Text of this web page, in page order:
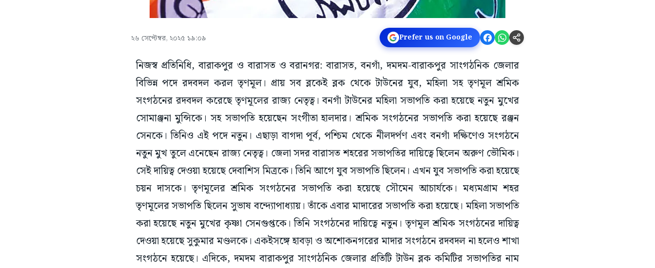
২৬ সেপ্টেম্বর, ২০২৫ ১৯:০৯ Prefer us on Google
নিজস্ব প্রতিনিধি, বারাকপুর ও বারাসত ও বরানগর: বারাসত, বনগাঁ, দমদম-বারাকপুর সাংগঠনিক জেলার
বিভিন্ন পদে রদবদল করল তৃণমূল। প্রায় সব ব্লকেই ব্লক থেকে টাউনের যুব, মহিলা সহ তৃণমূল শ্রমিক
সংগঠনের রদবদল করেছে তৃণমূলের রাজ্য নেতৃত্ব। বনগাঁ টাউনের মহিলা সভাপতি করা হয়েছে নতুন মুখের
সোমাঞ্জনা মুন্সিকে। সহ সভাপতি হয়েছেন সংগীতা হালদার। শ্রমিক সংগঠনের সভাপতি করা হয়েছে রঞ্জন
সেনকে। তিনিও এই পদে নতুন। এছাড়া বাগদা পূর্ব, পশ্চিম থেকে নীলদর্পণ এবং বনগাঁ দক্ষিণেও সংগঠনে
নতুন মুখ তুলে এনেছেন রাজ্য নেতৃত্ব। জেলা সদর বারাসত শহরের সভাপতির দায়িত্বে ছিলেন অরুণ ভৌমিক।
সেই দায়িত্ব দেওয়া হয়েছে দেবাশিস মিত্রকে। তিনি আগে যুব সভাপতি ছিলেন। এখন যুব সভাপতি করা হয়েছে
চয়ন দাসকে। তৃণমূলের শ্রমিক সংগঠনের সভাপতি করা হয়েছে সৌমেন আচার্যকে। মধ্যমগ্রাম শহর
তৃণমূলের সভাপতি ছিলেন সুভাষ বন্দ্যোপাধ্যায়। তাঁকে এবার মাদারের সভাপতি করা হয়েছে। মহিলা সভাপতি
করা হয়েছে নতুন মুখের কৃষ্ণা সেনগুপ্তকে। তিনি সংগঠনের দায়িত্বে নতুন। তৃণমূল শ্রমিক সংগঠনের দায়িত্ব
দেওয়া হয়েছে সুকুমার মণ্ডলকে। একইসঙ্গে হাবড়া ও অশোকনগরের মাদার সংগঠনে রদবদল না হলেও শাখা
সংগঠনে হয়েছে। এদিকে, দমদম বারাকপুর সাংগঠনিক জেলার প্রতিটি টাউন ব্লক কমিটির সভাপতির নাম